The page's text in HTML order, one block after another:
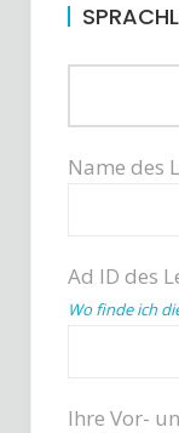
Name des
Ad ID des
Wo finde ich
Ihre Vor-